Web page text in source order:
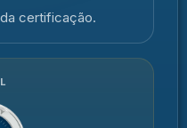
certificação.